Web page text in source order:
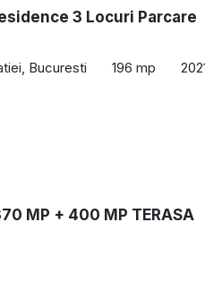
3 Locuri Parcare
Bucuresti 196 mp
MP + 400 MP TERASA